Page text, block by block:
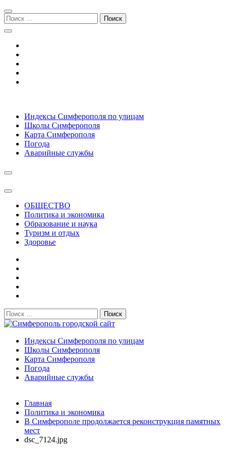
Перейти
к
навигации
Перейти
к
содержимому
Поиск:
Симферополь городской сайт
Индексы Симферополя по улицам
Школы Симферополя
Карта Симферополя
Погода
Аварийные службы
ОБЩЕСТВО
Политика и экономика
Образование и наука
Туризм и отдых
Здоровье
Поиск:
Симферополь городской сайт
Индексы Симферополя по улицам
Школы Симферополя
Карта Симферополя
Погода
Аварийные службы
После атаки БПЛА на поезд Москва–Симферополь в
Крыму эвакуировали всех пассажиро...08.06.2026
Услуги дератизации в Симферополе и Крыму — цены,
гарантия, выезд в день обращени...
Главная
Политика и экономика
В Симферополе продолжается реконструкция памятных
мест
dsc_7124.jpg